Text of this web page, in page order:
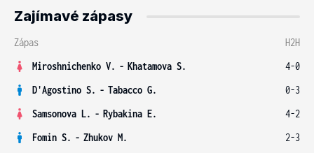
Zajímavé zápasy
Zápas
H2H
Miroshnichenko V. - Khatamova S.
4-0
D'Agostino S. - Tabacco G.
0-3
Samsonova L. - Rybakina E.
4-2
Fomin S. - Zhukov M.
2-3